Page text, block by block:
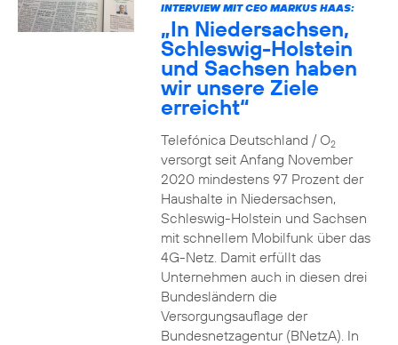
INTERVIEW MIT CEO MARKUS HAAS:
„In Niedersachsen,
Schleswig-Holstein
und Sachsen haben
wir unsere Ziele
erreicht“
Telefónica Deutschland / O2
versorgt seit Anfang November
2020 mindestens 97 Prozent der
Haushalte in Niedersachsen,
Schleswig-Holstein und Sachsen
mit schnellem Mobilfunk über das
4G-Netz. Damit erfüllt das
Unternehmen auch in diesen drei
Bundesländern die
Versorgungsauflage der
Bundesnetzagentur (BNetzA). In